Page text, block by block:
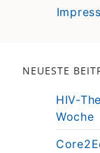
NEUESTE
HIV-
Woche